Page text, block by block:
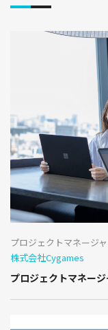
プロジェクトマネージ
株式会社Cygames
プロジェクトマネージ